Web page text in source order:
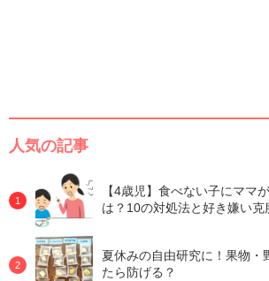
人気の記事
【4歳児】食べない子にママ
は？10の対処法と好き嫌い克
夏休みの自由研究に！果物・
たら防げる？